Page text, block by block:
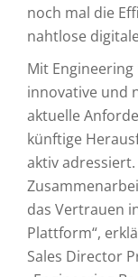
noch mal die
nahtlose
Mit
innovative und
aktuelle
künftige
aktiv
das Vertrauen
Plattform“,
Sales Director